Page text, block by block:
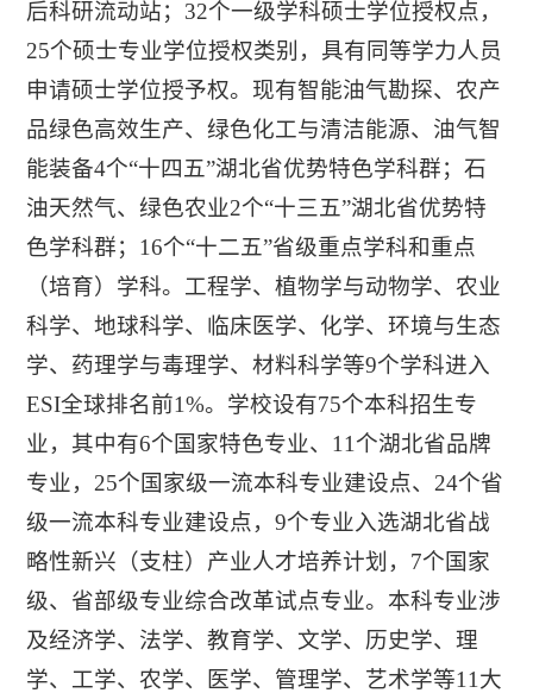
后科研流动站；32个一级学科硕士学位授权点，
25个硕士专业学位授权类别，具有同等学力人员
申请硕士学位授予权。现有智能油气勘探、农产
品绿色高效生产、绿色化工与清洁能源、油气智
能装备4个“十四五”湖北省优势特色学科群；石
油天然气、绿色农业2个“十三五”湖北省优势特
色学科群；16个“十二五”省级重点学科和重点
（培育）学科。工程学、植物学与动物学、农业
科学、地球科学、临床医学、化学、环境与生态
学、药理学与毒理学、材料科学等9个学科进入
ESI全球排名前1%。学校设有75个本科招生专
业，其中有6个国家特色专业、11个湖北省品牌
专业，25个国家级一流本科专业建设点、24个省
级一流本科专业建设点，9个专业入选湖北省战
略性新兴（支柱）产业人才培养计划，7个国家
级、省部级专业综合改革试点专业。本科专业涉
及经济学、法学、教育学、文学、历史学、理
学、工学、农学、医学、管理学、艺术学等11大